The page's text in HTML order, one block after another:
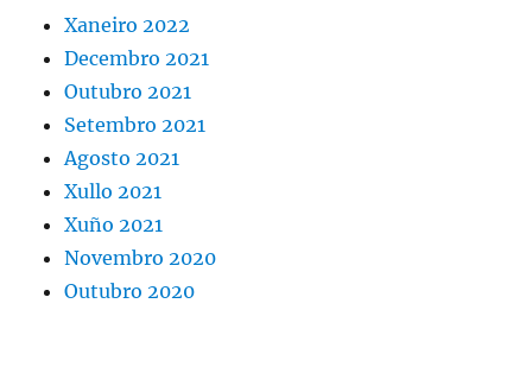
Xaneiro 2022
Decembro 2021
Outubro 2021
Setembro 2021
Agosto 2021
Xullo 2021
Xuño 2021
Novembro 2020
Outubro 2020